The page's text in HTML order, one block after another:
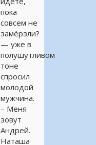
пока
совсем не
замёрзли?
— уже в
полушутливом
тоне
спросил
молодой
мужчина.
– Меня
зовут
Андрей.
Наташа